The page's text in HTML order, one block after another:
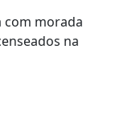
com morada
na